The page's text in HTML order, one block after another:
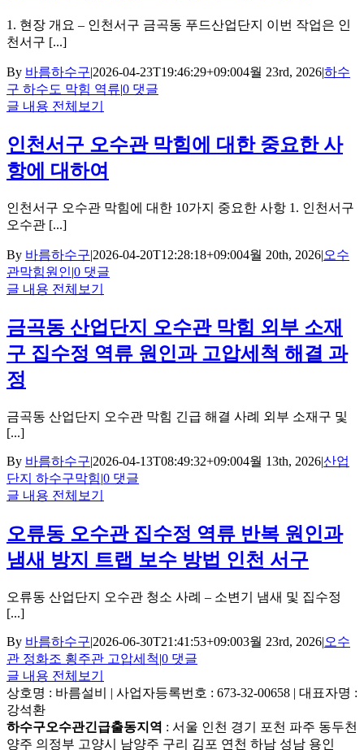
1. 현장 개요 – 인천서구 금곡동 푸드산업단지 이번 작업은 인
천서구 [...]
By 바름하수구|2026-04-23T19:46:29+09:004월 23rd, 2026|하수
구 하수도 막힘 역류|0 댓글
글 내용 전체보기
인천서구 오수관 막힘에 대한 중요한 사
항에 대하여
인천서구 오수관 막힘에 대한 10가지 중요한 사항 1. 인천서구
오수관 [...]
By 바름하수구|2026-04-20T12:28:18+09:004월 20th, 2026|오수
관막힘원인|0 댓글
글 내용 전체보기
금곡동 산업단지 오수관 막힘 외부 소재
구 집수정 역류 원인과 고압세척 해결 과
정
금곡동 산업단지 오수관 막힘 긴급 해결 사례 외부 소재구 및
[...]
By 바름하수구|2026-04-13T08:49:32+09:004월 13th, 2026|산업
단지 하수구막힘|0 댓글
글 내용 전체보기
오류동 오수관 집수정 역류 반복 원인과
냄새 방지 트랩 보수 방법 인천 서구
오류동 산업단지 오수관 청소 사례 – 소변기 냄새 및 집수정
[...]
By 바름하수구|2026-06-30T21:41:53+09:003월 23rd, 2026|오수
관 정화조 횡주관 고압세척|0 댓글
글 내용 전체보기
상호명 : 바름설비 | 사업자등록번호 : 673-32-00658 | 대표자명 :
강석환
하수구오수관긴급출동지역 : 서울 인천 경기 포천 파주 동두천
양주 의정부 고양시 남양주 구리 김포 연천 하남 성남 용인